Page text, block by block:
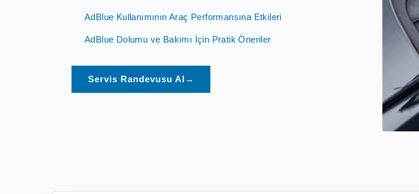
AdBlue Kullanımının Araç Performansına Etkileri
AdBlue Dolumu ve Bakımı İçin Pratik Öneriler
Servis Randevusu Al →